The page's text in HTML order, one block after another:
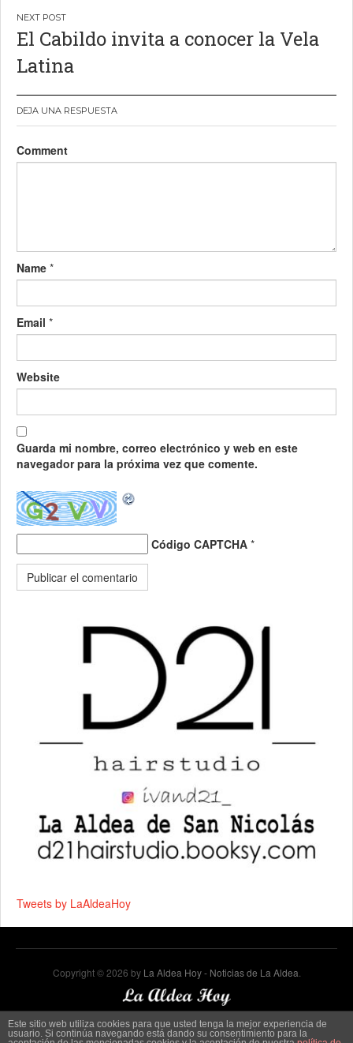
El Cabildo invita a conocer la Vela
Latina
DEJA UNA RESPUESTA
Comment
Name *
Email *
Website
Guarda mi nombre, correo electrónico y web en este
navegador para la próxima vez que comente.
Código CAPTCHA *
Tweets by LaAldeaHoy
Copyright © 2026 by La Aldea Hoy - Noticias de La Aldea
Este sitio web utiliza cookies para que usted tenga la mejor experiencia de
usuario. Si continúa navegando está dando su consentimiento para la